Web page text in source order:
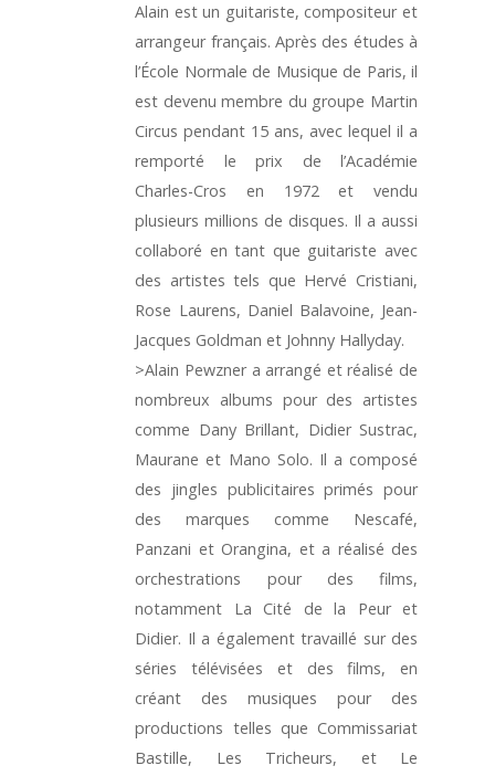
Alain est un guitariste, compositeur et
arrangeur français. Après des études à
l’École Normale de Musique de Paris, il
est devenu membre du groupe Martin
Circus pendant 15 ans, avec lequel il a
remporté le prix de l’Académie
Charles-Cros en 1972 et vendu
plusieurs millions de disques. Il a aussi
collaboré en tant que guitariste avec
des artistes tels que Hervé Cristiani,
Rose Laurens, Daniel Balavoine, Jean-
Jacques Goldman et Johnny Hallyday.
>Alain Pewzner a arrangé et réalisé de
nombreux albums pour des artistes
comme Dany Brillant, Didier Sustrac,
Maurane et Mano Solo. Il a composé
des jingles publicitaires primés pour
des marques comme Nescafé,
Panzani et Orangina, et a réalisé des
orchestrations pour des films,
notamment La Cité de la Peur et
Didier. Il a également travaillé sur des
séries télévisées et des films, en
créant des musiques pour des
productions telles que Commissariat
Bastille, Les Tricheurs, et Le